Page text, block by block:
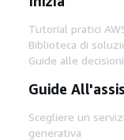
Tutorial pratici
Biblioteca di
Guide alle
Guide
Scegliere un
generativa